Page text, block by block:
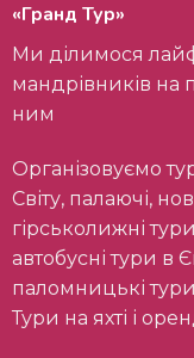
«Гранд Тур»
Ми ділимося лайфхаками, досвідом та надихаємо
мандрівників на
ним
Організовуємо туристичні поїздки по всьому
Світу, палаючі,
гірськолижні
автобусні тури в
паломницькі тури
Тури на яхті і